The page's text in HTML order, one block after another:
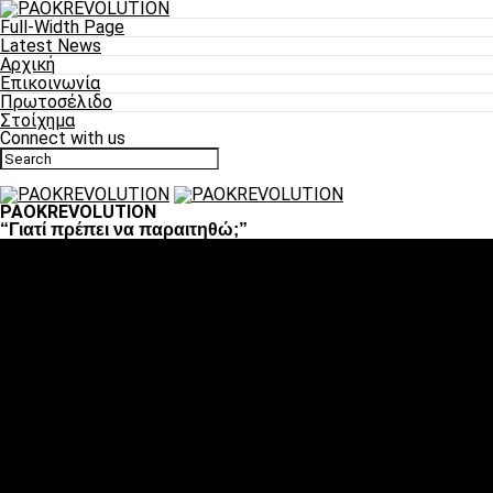
Full-Width Page
Latest News
Αρχική
Επικοινωνία
Πρωτοσέλιδο
Στοίχημα
Connect with us
PAOKREVOLUTION
“Γιατί πρέπει να παραιτηθώ;”